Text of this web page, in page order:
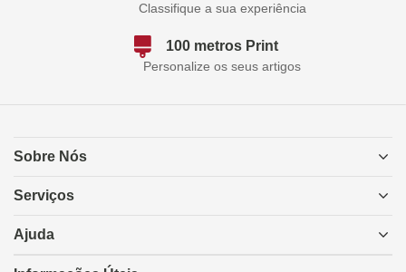
Classifique a sua experiência
100 metros Print
Personalize os seus artigos
Sobre Nós
Serviços
Ajuda